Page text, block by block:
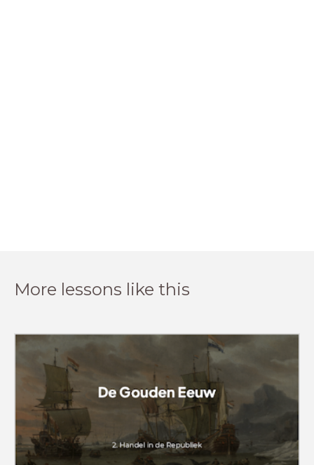
Vragen over de vorige
les????
More lessons like this